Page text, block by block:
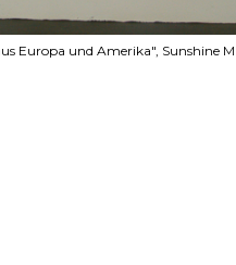
Europa und Amerika", Sunshine